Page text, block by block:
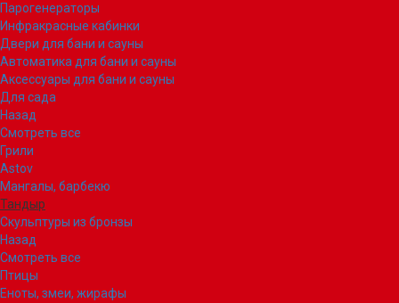
Парогенераторы
Инфракрасные кабинки
Двери для бани и сауны
Автоматика для бани и сауны
Аксессуары для бани и сауны
Для сада
Назад
Смотреть все
Грили
Astov
Мангалы, барбекю
Тандыр
Скульптуры из бронзы
Назад
Смотреть все
Птицы
Еноты, змеи, жирафы